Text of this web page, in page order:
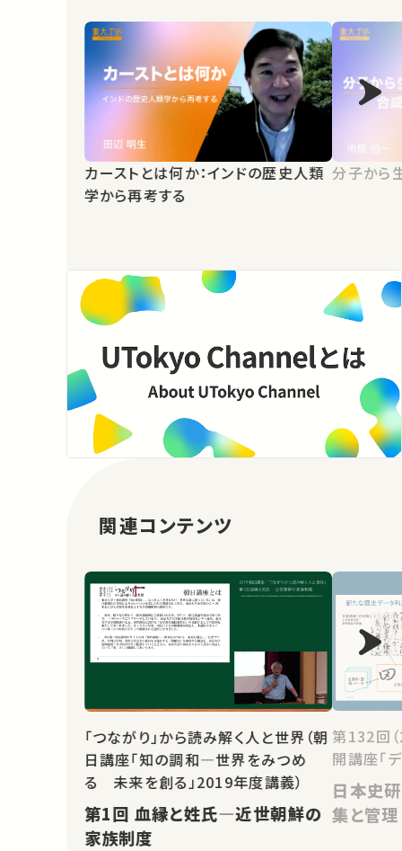
カーストとは何か：インドの歴史人類
学から再考する
分子から
関連コンテンツ
「つながり」から読み解く人と世界（朝
日講座「知の調和―世界をみつめ
る 未来を創る」2019年度講義）
第1回 血縁と姓氏―近世朝鮮の
家族制度
第132回
開講座「
日本史
集と管理